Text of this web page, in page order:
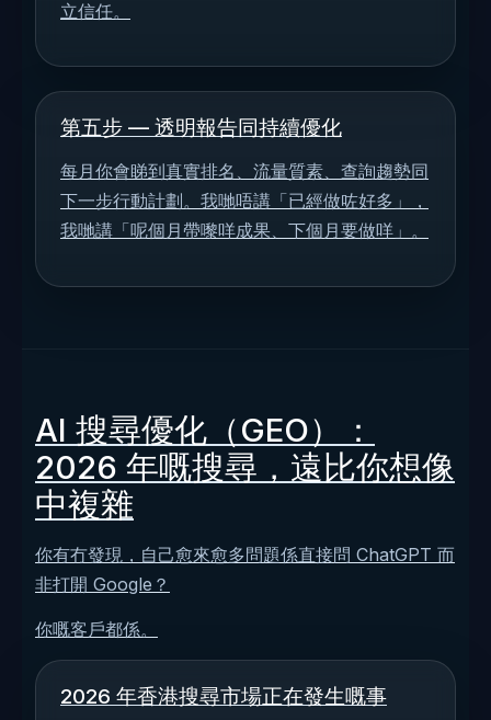
立信任。
第五步 — 透明報告同持續優化
每月你會睇到真實排名、流量質素、查詢趨勢同
下一步行動計劃。我哋唔講「已經做咗好多」，
我哋講「呢個月帶嚟咩成果、下個月要做咩」。
AI 搜尋優化（GEO）：
2026 年嘅搜尋，遠比你想像
中複雜
你有冇發現，自己愈來愈多問題係直接問 ChatGPT 而
非打開 Google？
你嘅客戶都係。
2026 年香港搜尋市場正在發生嘅事